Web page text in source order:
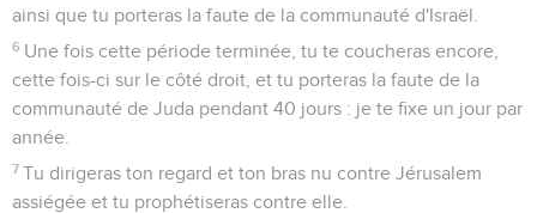
ainsi que tu porteras la faute de la communauté d'Israël.
6 Une fois cette période terminée, tu te coucheras encore,
cette fois-ci sur le côté droit, et tu porteras la faute de la
communauté de Juda pendant 40 jours : je te fixe un jour par
année.
7 Tu dirigeras ton regard et ton bras nu contre Jérusalem
assiégée et tu prophétiseras contre elle.